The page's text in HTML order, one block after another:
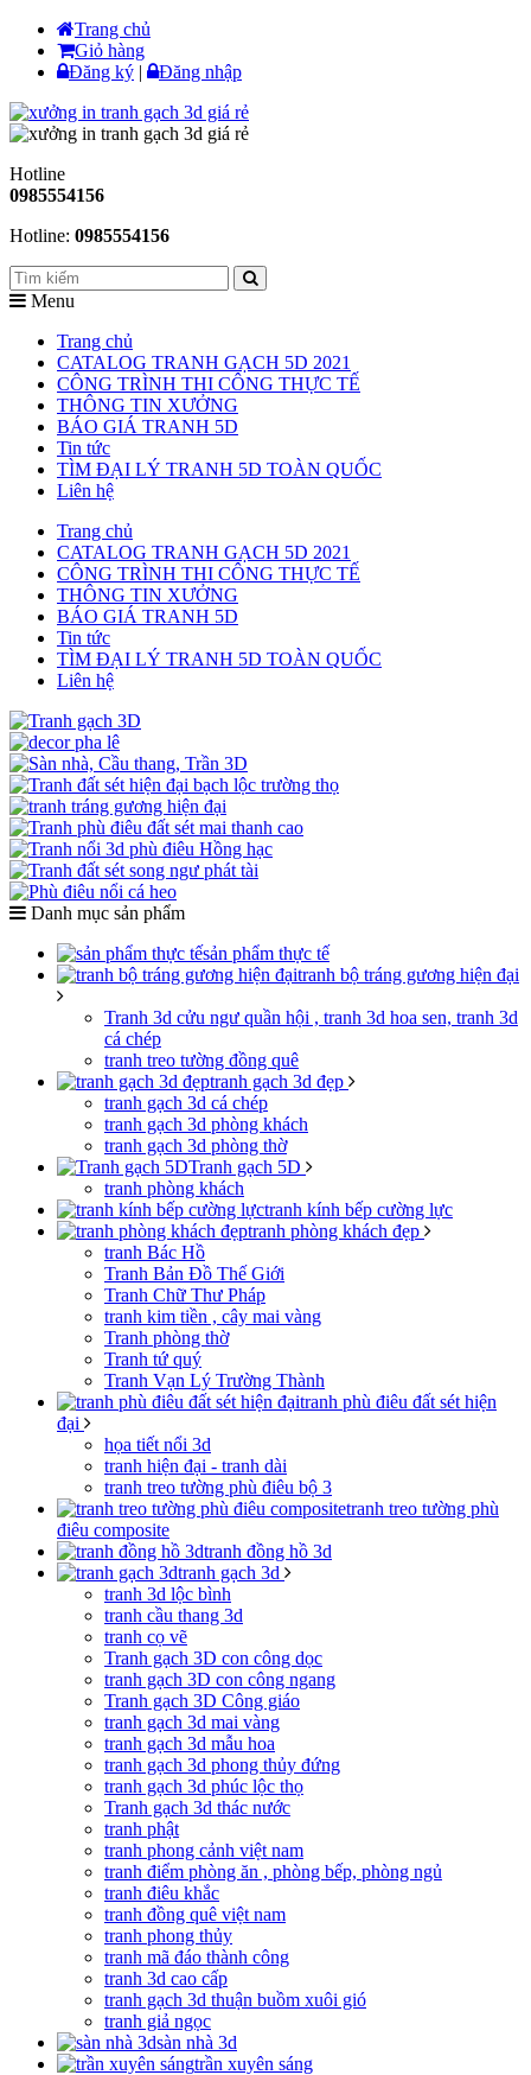
Trang chủ
Giỏ hàng
Đăng ký | Đăng nhập
Hotline
0985554156
Hotline: 0985554156
Menu
Trang chủ
CATALOG TRANH GẠCH 5D 2021
CÔNG TRÌNH THI CÔNG THỰC TẾ
THÔNG TIN XƯỞNG
BÁO GIÁ TRANH 5D
Tin tức
TÌM ĐẠI LÝ TRANH 5D TOÀN QUỐC
Liên hệ
Trang chủ
CATALOG TRANH GẠCH 5D 2021
CÔNG TRÌNH THI CÔNG THỰC TẾ
THÔNG TIN XƯỞNG
BÁO GIÁ TRANH 5D
Tin tức
TÌM ĐẠI LÝ TRANH 5D TOÀN QUỐC
Liên hệ
Danh mục sản phẩm
sản phẩm thực tế
tranh bộ tráng gương hiện đại
Tranh 3d cửu ngư quần hội , tranh 3d hoa sen, tranh 3d
cá chép
tranh treo tường đồng quê
tranh gạch 3d đẹp
tranh gạch 3d cá chép
tranh gạch 3d phòng khách
tranh gạch 3d phòng thờ
Tranh gạch 5D
tranh phòng khách
tranh kính bếp cường lực
tranh phòng khách đẹp
tranh Bác Hồ
Tranh Bản Đồ Thế Giới
Tranh Chữ Thư Pháp
tranh kim tiền , cây mai vàng
Tranh phòng thờ
Tranh tứ quý
Tranh Vạn Lý Trường Thành
tranh phù điêu đất sét hiện
đại
họa tiết nổi 3d
tranh hiện đại - tranh dài
tranh treo tường phù điêu bộ 3
tranh treo tường phù
điêu composite
tranh đồng hồ 3d
tranh gạch 3d
tranh 3d lộc bình
tranh cầu thang 3d
tranh cọ vẽ
Tranh gạch 3D con công dọc
tranh gạch 3D con công ngang
Tranh gạch 3D Công giáo
tranh gạch 3d mai vàng
tranh gạch 3d mẫu hoa
tranh gạch 3d phong thủy đứng
tranh gạch 3d phúc lộc thọ
Tranh gạch 3d thác nước
tranh phật
tranh phong cảnh việt nam
tranh điểm phòng ăn , phòng bếp, phòng ngủ
tranh điêu khắc
tranh đồng quê việt nam
tranh phong thủy
tranh mã đáo thành công
tranh 3d cao cấp
tranh gạch 3d thuận buồm xuôi gió
tranh giả ngọc
sàn nhà 3d
trần xuyên sáng